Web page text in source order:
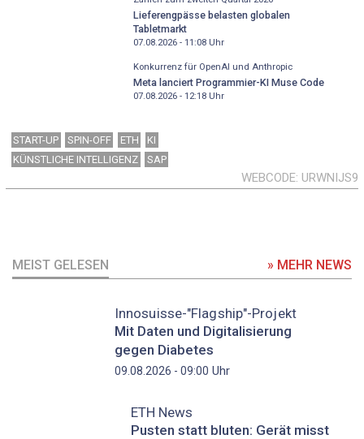
Lieferengpässe belasten globalen
Tabletmarkt
07.08.2026 - 11:08Uhr
Konkurrenz für OpenAI und Anthropic
Meta lanciert Programmier-KI Muse Code
07.08.2026 - 12:18Uhr
START-UP SPIN-OFF ETH
KI
KÜNSTLICHE INTELLIGENZ
SAP
WEBCODE URWNIJS9
MEIST GELESEN » MEHR NEWS
Innosuisse-"Flagship"-Projekt
Mit Daten und Digitalisierung
gegen Diabetes
09.08.2026 - 09:00 Uhr
ETH News
Pusten statt bluten: Gerät misst